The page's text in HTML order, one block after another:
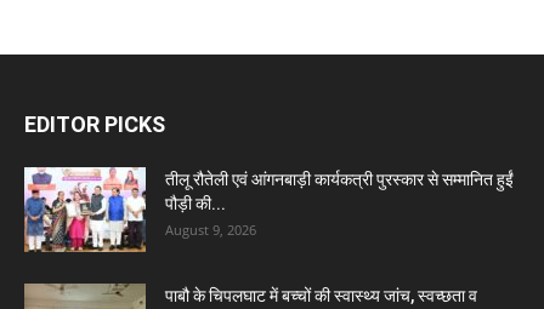
EDITOR PICKS
तीलू रौतेली एवं आंगनबाड़ी कार्यकत्री पुरस्कार से सम्मानित हुईं
पौड़ी की...
August 9, 2026
पाबौ के चिपलघाट में बच्चों की स्वास्थ्य जांच, स्वच्छता व